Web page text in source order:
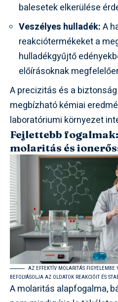
balesetek elkerülése
Veszélyes hulladék:A
reakciótermékeket a
hulladékgyűjtő
előírásoknak
A precizitás és a
megbízható kémiai
laboratóriumi környezet
Fejlettebb
molaritás és
AZ EFFEKTÍV MOLARITÁS FIGYELEMBE
BEFOLYÁSOLJA AZ OLDATOK REAKCIÓIT ÉS
A molaritás alapfogalma,